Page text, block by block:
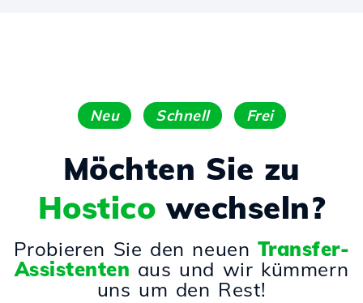
Neu Schnell Frei
Möchten Sie zu
Hostico wechseln?
Probieren Sie den neuen Transfer-
Assistenten aus und wir kümmern
uns um den Rest!